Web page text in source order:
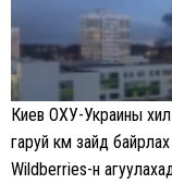
Киев ОХУ-Украины
гаруй км зайд байрлах
Wildberries-н